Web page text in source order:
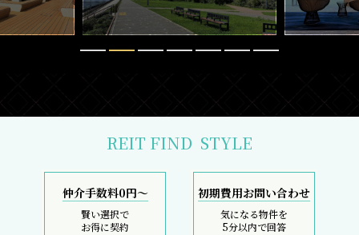
REIT FIND STYLE
仲介手数料0円～
賢い選択で
お得に契約
初期費用お問い合わせ
気になる物件を
5分以内で回答